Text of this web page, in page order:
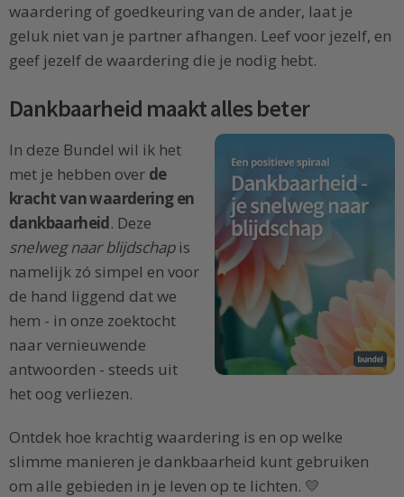
waardering of goedkeuring van de ander, laat je
geluk niet van je partner afhangen. Leef voor jezelf, en
geef jezelf de waardering die je nodig hebt.
Dankbaarheid maakt alles beter
In deze Bundel wil ik het
met je hebben over de
kracht van waardering en
dankbaarheid. Deze
snelweg naar blijdschapis
namelijk zó simpel en voor
de hand liggend dat we
hem - in onze zoektocht
naar vernieuwende
antwoorden - steeds uit
het oog verliezen.
Ontdek hoe krachtig waardering is en op welke
slimme manieren je dankbaarheid kunt gebruiken
om alle gebieden in je leven op te lichten. 💛